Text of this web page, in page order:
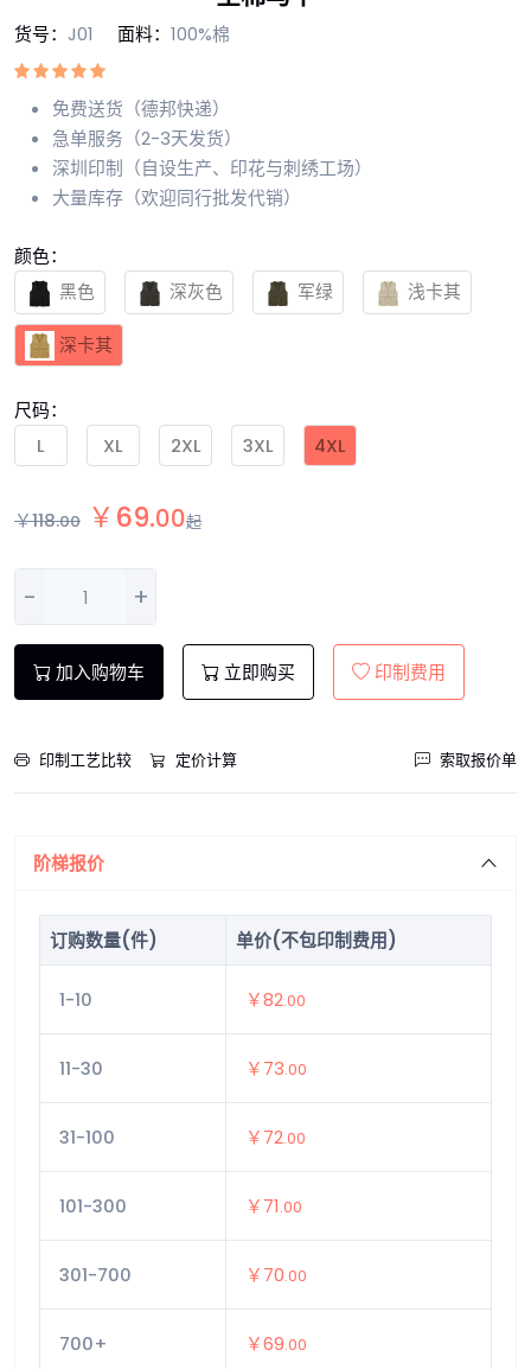
货号： J01 面料： 100%棉
免费送货（德邦快递）
急单服务（2-3天发货）
深圳印制（自设生产、印花与刺绣工场）
大量库存（欢迎同行批发代销）
颜色：
黑色
深灰色 军绿 浅卡其
深卡其
尺码：
L
XL 2XL 3XL 4XL
￥118.00 ￥ 69.00起
- +
加入购物车 立即购买 印制费用
印制工艺比较 定价计算 索取报价单
阶梯报价
订购数量(件) 单价(不包印制费用)
1-10 ￥82.00
11-30 ￥73.00
31-100 ￥72.00
101-300 ￥71.00
301-700 ￥70.00
700+ ￥69.00